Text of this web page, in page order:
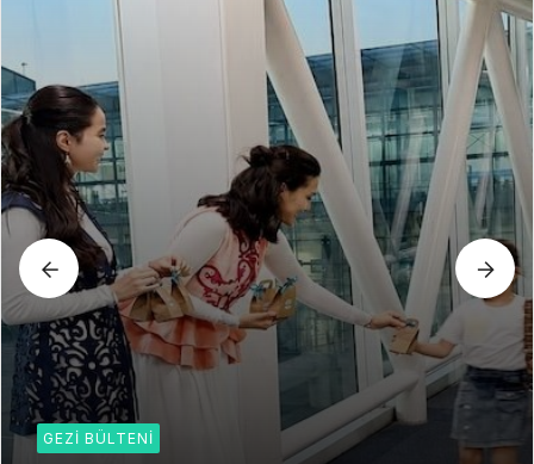
GEZI BÜLTENI
Gezi Bülteni 6.2k